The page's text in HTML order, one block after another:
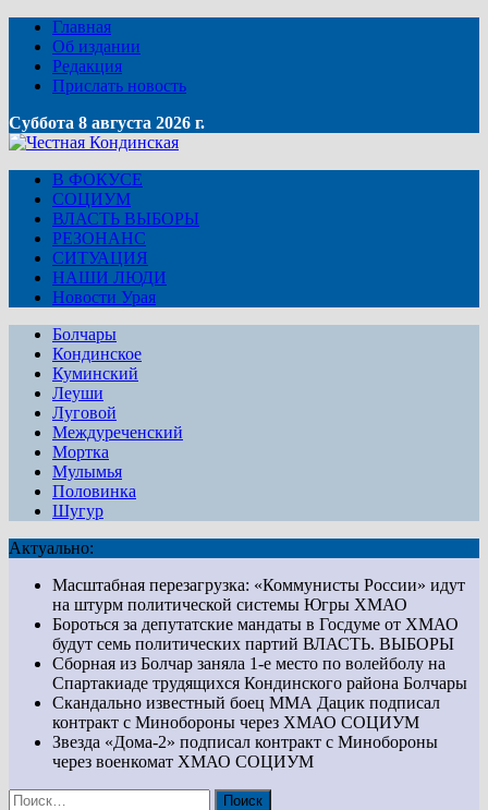
Главная
Об издании
Редакция
Прислать новость
Суббота 8 августа 2026 г.
В ФОКУСЕ
СОЦИУМ
ВЛАСТЬ ВЫБОРЫ
РЕЗОНАНС
СИТУАЦИЯ
НАШИ ЛЮДИ
Новости Урая
Болчары
Кондинское
Куминский
Леуши
Луговой
Междуреченский
Мортка
Мулымья
Половинка
Шугур
Актуально:
Масштабная перезагрузка: «Коммунисты России» идут
на штурм политической системы Югры ХМАО
Бороться за депутатские мандаты в Госдуме от ХМАО
будут семь политических партий ВЛАСТЬ. ВЫБОРЫ
Сборная из Болчар заняла 1-е место по волейболу на
Спартакиаде трудящихся Кондинского района Болчары
Скандально известный боец ММА Дацик подписал
контракт с Минобороны через ХМАО СОЦИУМ
Звезда «Дома-2» подписал контракт с Минобороны
через военкомат ХМАО СОЦИУМ
Найти: